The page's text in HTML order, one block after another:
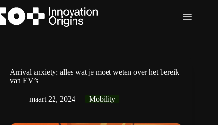
naar
de
Arrival anxiety: alles wat je moet weten over het bereik
van EV’s
maart 22, 2024 Mobility